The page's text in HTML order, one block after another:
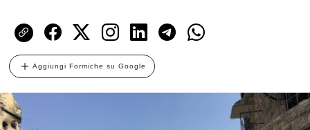
Aggiungi Formiche su Google